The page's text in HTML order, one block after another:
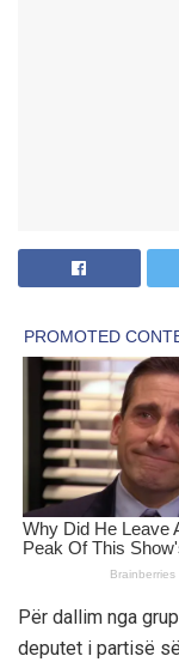
Për dallim nga
deputet i partisë